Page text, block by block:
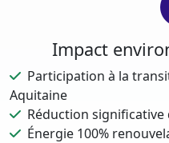
Impact
Participation à la
Aquitaine
Réduction significative
Énergie 100%